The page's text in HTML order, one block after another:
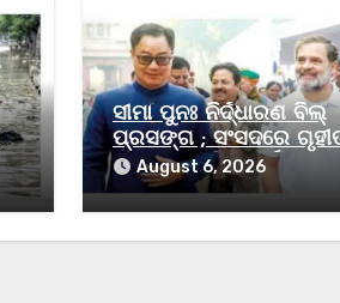
ସୀମା ପୁନଃ ନିର୍ଦ୍ଧାରଣ ବିଲ୍‌
ପ୍ରସଙ୍ଗ ; ସଂସଦରେ
କରାଇବା ଲାଗି ସମର୍ଥନ
ମନା କଲେ ରାହୁଲ
August 6, 2026